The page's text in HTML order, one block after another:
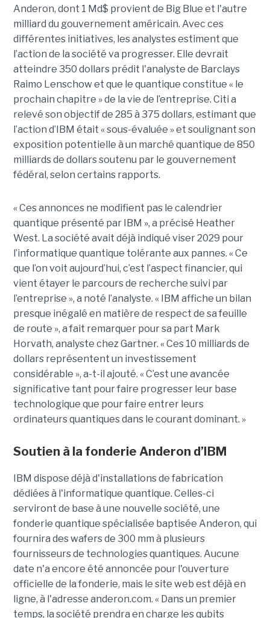
Anderon, dont 1 Md$ provient de Big Blue et l'autre
milliard du gouvernement américain. Avec ces
différentes initiatives, les analystes estiment que
l’action de la société va progresser. Elle devrait
atteindre 350 dollars prédit l'analyste de Barclays
Raimo Lenschow et que le quantique constitue « le
prochain chapitre » de la vie de l’entreprise. Citi a
relevé son objectif de 285 à 375 dollars, estimant que
l’action d’IBM était « sous-évaluée » et soulignant son
exposition potentielle à un marché quantique de 850
milliards de dollars soutenu par le gouvernement
fédéral, selon certains rapports.
« Ces annonces ne modifient pas le calendrier
quantique présenté par IBM », a précisé Heather
West. La société avait déjà indiqué viser 2029 pour
l’informatique quantique tolérante aux pannes. « Ce
que l’on voit aujourd’hui, c’est l’aspect financier, qui
vient étayer le parcours de recherche suivi par
l’entreprise », a noté l’analyste. « IBM affiche un bilan
presque inégalé en matière de respect de sa feuille
de route », a fait remarquer pour sa part Mark
Horvath, analyste chez Gartner. « Ces 10 milliards de
dollars représentent un investissement
considérable », a-t-il ajouté. « C’est une avancée
significative tant pour faire progresser leur base
technologique que pour faire entrer leurs
ordinateurs quantiques dans le courant dominant. »
Soutien à la fonderie Anderon d’IBM
IBM dispose déjà d'installations de fabrication
dédiées à l'informatique quantique. Celles-ci
serviront de base à une nouvelle société, une
fonderie quantique spécialisée baptisée Anderon, qui
fournira des wafers de 300 mm à plusieurs
fournisseurs de technologies quantiques. Aucune
date n'a encore été annoncée pour l'ouverture
officielle de la fonderie, mais le site web est déjà en
ligne, à l'adresse anderon.com. « Dans un premier
temps, la société prendra en charge les qubits